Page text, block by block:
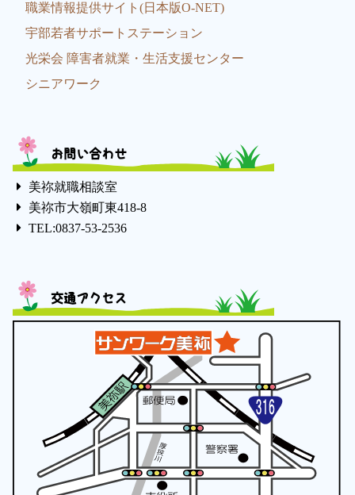
職業情報提供サイト(日本版O-NET)
宇部若者サポートステーション
光栄会 障害者就業・生活支援センター
シニアワーク
お問い合わせ
美祢就職相談室
美祢市大嶺町東418-8
TEL:0837-53-2536
交通アクセス